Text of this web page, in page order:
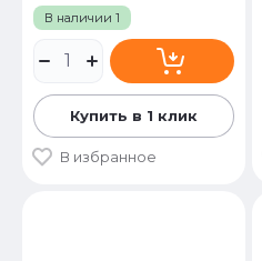
В наличии 1
Купить в 1 клик
В избранное